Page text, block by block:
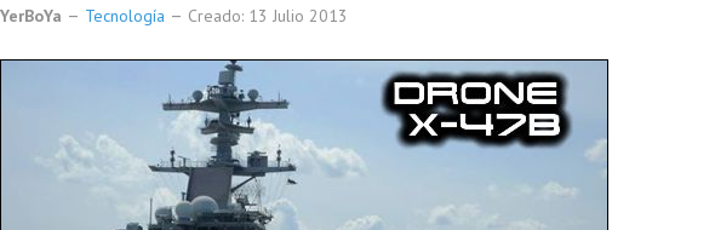
YerBoYa Tecnología Creado: 13 Julio 2013